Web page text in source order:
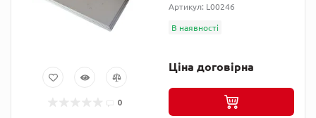
0
Артикул: L00246
В наявності
Ціна договірна